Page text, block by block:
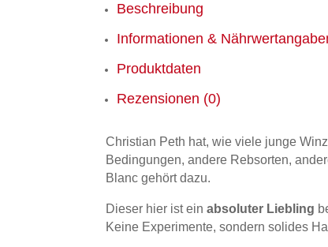
Beschreibung
Informationen &
Produktdaten
Rezensionen (0)
Christian Peth hat, wie viele junge
Bedingungen, andere Rebsorten,
Blanc gehört dazu.
Dieser hier ist einabsoluter Liebling
Keine Experimente, sondern solides